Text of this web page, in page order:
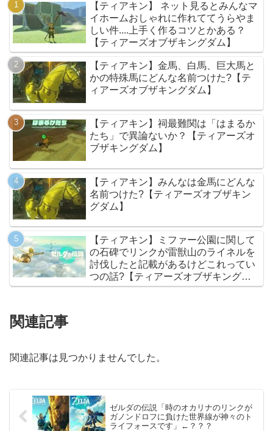
【ティアキン】 ネット見るとみんなマ
イホームおしゃれに作れててうらやま
しい件....上手く作るコツとかある？
【ティアーズオブザキングダム】
【ティアキン】金馬、白馬、巨大馬と
かの特殊馬にどんな名前つけた?【テ
ィアーズオブザキングダム】
【ティアキン】祠最難関は「はまるか
たち」で異論ないか？【ティアーズオ
ブザキングダム】
【ティアキン】みんなは金馬にどんな
名前つけた?【ティアーズオブザキン
グダム】
【ティアキン】ミファー公園に関して
の石碑でリンクが雷獣山のライネルを
討伐したと記載があるけどこれってい
つの話?【ティアーズオブザキングダ
ム】
関連記事
関連記事は見つかりませんでした。
ゼルダの伝説「時のオカリナのリンクが
ガノンドロフに負けた世界線が神々のト
ライフォースです」←？？？